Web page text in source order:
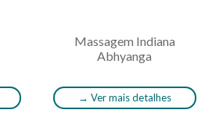
Massagem Indiana
Abhyanga
→ Ver mais detalhes